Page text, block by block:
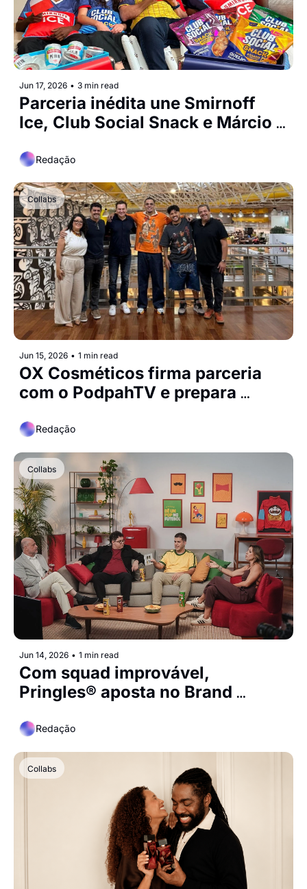
Jun 17, 2026 • 3 min read
Parceria inédita une Smirnoff
Ice, Club Social Snack e Márcio
Copa
Redação
Collabs
Jun 15, 2026 • 1 min read
OX Cosméticos firma parceria
com o PodpahTV e prepara
collab
Redação
Collabs
Jun 14, 2026 • 1 min read
Com squad improvável,
Pringles® aposta no Brand
esportivos
Redação
Collabs